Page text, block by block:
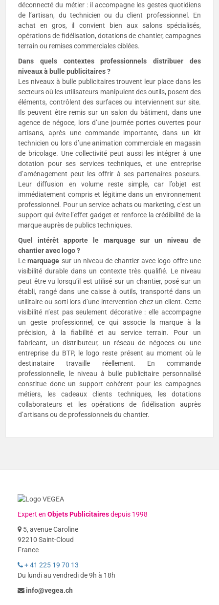
déconnecté du métier : il accompagne les gestes quotidiens
de l’artisan, du technicien ou du client professionnel. En
achat en gros, il convient bien aux salons spécialisés,
opérations de fidélisation, dotations de chantier, campagnes
terrain ou remises commerciales ciblées.
Dans quels contextes professionnels distribuer des
niveaux à bulle publicitaires ?
Les niveaux à bulle publicitaires trouvent leur place dans les
secteurs où les utilisateurs manipulent des outils, posent des
éléments, contrôlent des surfaces ou interviennent sur site.
Ils peuvent être remis sur un salon du bâtiment, dans une
agence de négoce, lors d’une journée portes ouvertes pour
artisans, après une commande importante, dans un kit
technicien ou lors d’une animation commerciale en magasin
de bricolage. Une collectivité peut aussi les intégrer à une
dotation pour ses services techniques, et une entreprise
d’aménagement peut les offrir à ses partenaires poseurs.
Leur diffusion en volume reste simple, car l’objet est
immédiatement compris et légitime dans un environnement
professionnel. Pour un service achats ou marketing, c’est un
support qui évite l’effet gadget et renforce la crédibilité de la
marque auprès de publics techniques.
Quel intérêt apporte le marquage sur un niveau de
chantier avec logo ?
Lemarquage sur un niveau de chantier avec logo offre une
visibilité durable dans un contexte très qualifié. Le niveau
peut être vu lorsqu’il est utilisé sur un chantier, posé sur un
établi, rangé dans une caisse à outils, transporté dans un
utilitaire ou sorti lors d’une intervention chez un client. Cette
visibilité n’est pas seulement décorative : elle accompagne
un geste professionnel, ce qui associe la marque à la
précision, à la fiabilité et au service terrain. Pour un
fabricant, un distributeur, un réseau de négoces ou une
entreprise du BTP, le logo reste présent au moment où le
destinataire travaille réellement. En commande
professionnelle, le niveau à bulle publicitaire personnalisé
constitue donc un support cohérent pour les campagnes
métiers, les cadeaux clients techniques, les dotations
collaborateurs et les opérations de fidélisation auprès
d’artisans ou de professionnels du chantier.
Expert enObjets Publicitairesdepuis 1998
5, avenue Caroline
92210 Saint-Cloud
France
+ 41 225 19 70 13
Du lundi au vendredi de 9h à 18h
info@vegea.ch